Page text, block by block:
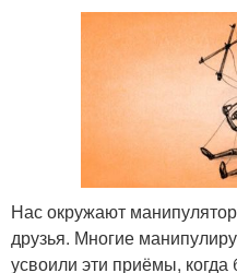
Нас окружают
друзья. Многие
усвоили эти приёмы,